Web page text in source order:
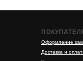
Оформление
Доставка и